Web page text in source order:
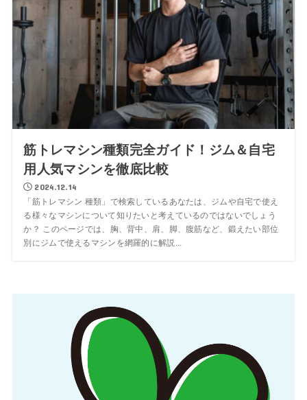
筋トレマシン種類完全ガイド！ジム＆自宅
用人気マシンを徹底比較
2024.12.14
「筋トレマシン 種類」で検索しているあなたは、ジムや自宅で使え
る様々なマシンについて知りたいと考えているのではないでしょう
か？ このページでは、胸、背中、肩、脚、腹筋など、鍛えたい部位
別にジムで使えるマシンを網羅的に解説...